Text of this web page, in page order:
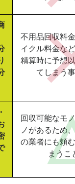
不用品回収料
イクル料金な
精算時に予想
てしまう
回収可能なモ
ノがあるため
の業者にも頼
まうこ